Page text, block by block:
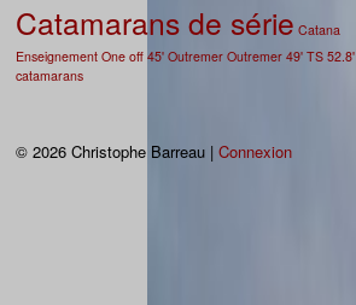
Catamarans de série Catana
Enseignement One off 45' Outremer Outremer 49' TS 52.8'
catamarans
© 2026 Christophe Barreau | Connexion